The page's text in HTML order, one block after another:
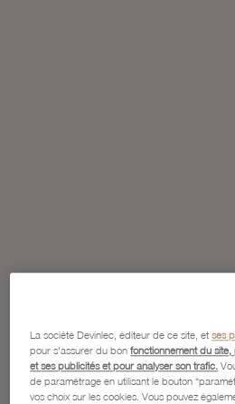
La société Devinlec, éditeur de ce site, etses
pour s'assurer du bonfonctionnement du
et ses publicités et pour analyser son trafic.
de paramétrage en utilisant le bouton
vos choix sur les cookies. Vous pouvez